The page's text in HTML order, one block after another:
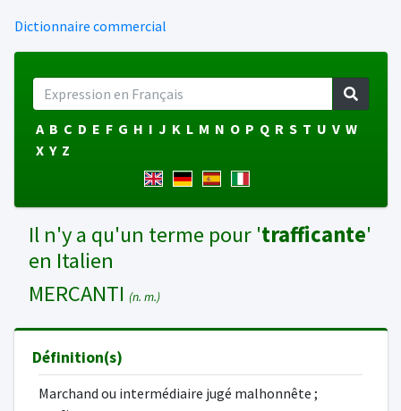
Dictionnaire commercial
A B C D E F G H I J K L M N O P Q R S T U V W
X Y Z
Il n'y a qu'un terme pour 'trafficante'
en Italien
MERCANTI (n. m.)
Définition(s)
Marchand ou intermédiaire jugé malhonnête ;